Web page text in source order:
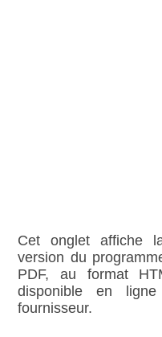
Cet onglet affiche
version du
PDF, au format
disponible en
fournisseur.